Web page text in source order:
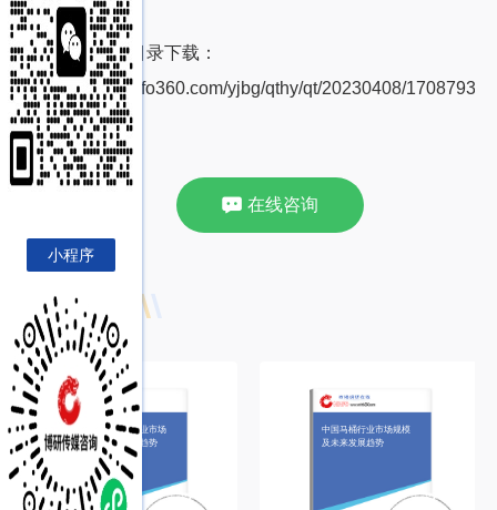
免费报告目录下载：
http://www.cninfo360.com/yjbg/qthy/qt/20230408/
在线咨询
相关推荐
中国建材家居行业市场
规模及未来发展趋势
中国马桶行业市场规模
及未来发展趋势
小程序